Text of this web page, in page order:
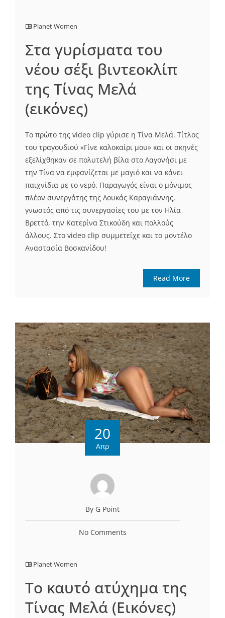
Planet Women
Στα γυρίσματα του
νέου σέξι βιντεοκλίπ
της Τίνας Μελά
(εικόνες)
Το πρώτο της video clip γύρισε η Τίνα Μελά. Τίτλος
του τραγουδιού «Γίνε καλοκαίρι μου» και οι σκηνές
εξελίχθηκαν σε πολυτελή βίλα στο Λαγονήσι με
την Τίνα να εμφανίζεται με μαγιό και να κάνει
παιχνίδια με το νερό. Παραγωγός είναι ο μόνιμος
πλέον συνεργάτης της Λουκάς Καραγιάννης,
γνωστός από τις συνεργασίες του με τον Ηλία
Βρεττό, την Κατερίνα Στικούδη και πολλούς
άλλους. Στο video clip συμμετείχε και το μοντέλο
Αναστασία Βοσκανίδου!
Read More
20
Απρ
By G Point
No Comments
Planet Women
Το καυτό ατύχημα της
Τίνας Μελά (Εικόνες)